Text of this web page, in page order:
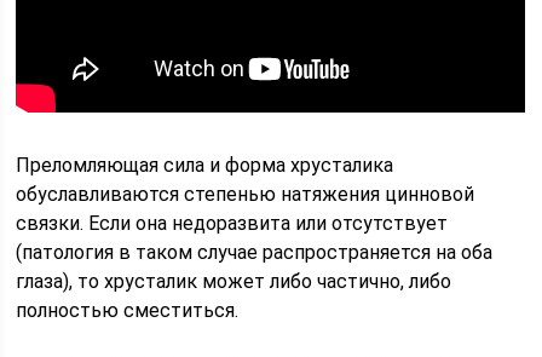
Преломляющая сила и форма хрусталика
обуславливаются степенью натяжения цинновой
связки. Если она недоразвита или отсутствует
(патология в таком случае распространяется на оба
глаза), то хрусталик может либо частично, либо
полностью сместиться.